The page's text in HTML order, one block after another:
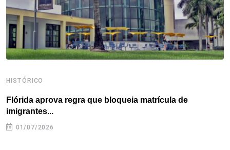
HISTÓRICO
Flórida aprova regra que bloqueia matrícula de
imigrantes...
01/07/2026